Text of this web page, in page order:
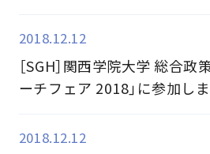
2018.12.12
［SGH］関西学院大学 総合政
ーチフェア 2018」に参加しま
2018.12.12